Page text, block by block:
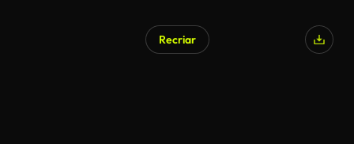
Recriar